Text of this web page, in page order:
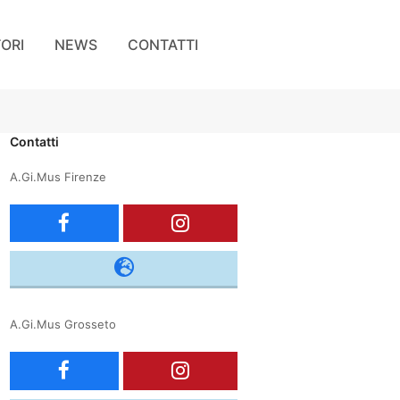
NEWS CONTATTI
Contatti
A.Gi.Mus Firenze
e
I
a
A.Gi.Mus Grosseto
I